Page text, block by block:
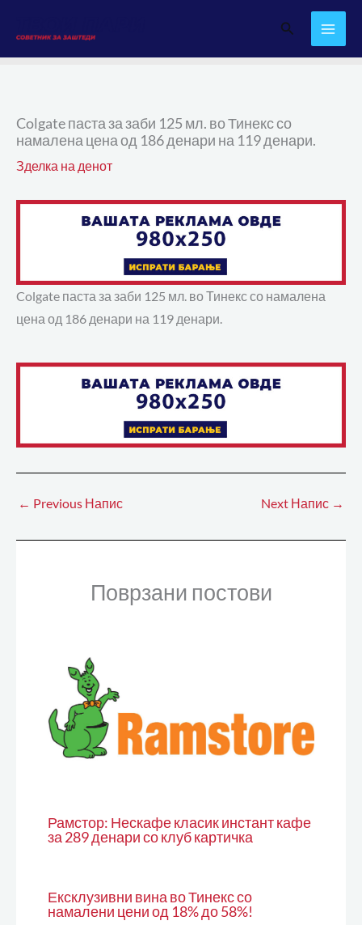
content
Search
Colgate паста за заби 125 мл. во Тинекс со
намалена цена од 186 денари на 119 денари.
Зделка на денот
Colgate паста за заби 125 мл. во Тинекс со намалена
цена од 186 денари на 119 денари.
← Previous Напис Next Напис →
Поврзани постови
Рамстор: Нескафе класик инстант кафе
за 289 денари со клуб картичка
Ексклузивни вина во Тинекс со
намалени цени од 18% до 58%!